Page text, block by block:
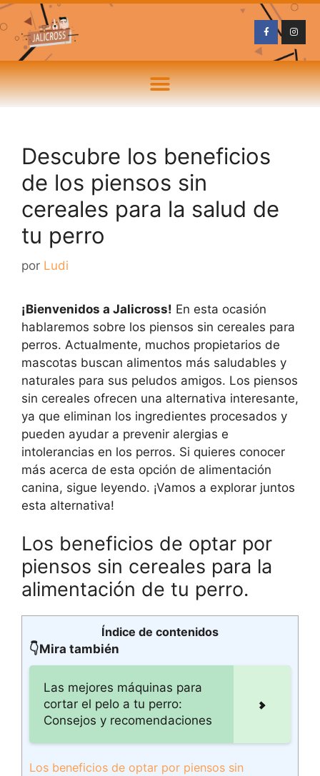
Descubre los beneficios
de los piensos sin
cereales para la salud de
tu perro
por Ludi
¡Bienvenidos a Jalicross! En esta ocasión
hablaremos sobre los piensos sin cereales para
perros. Actualmente, muchos propietarios de
mascotas buscan alimentos más saludables y
naturales para sus peludos amigos. Los piensos
sin cereales ofrecen una alternativa interesante,
ya que eliminan los ingredientes procesados y
pueden ayudar a prevenir alergias e
intolerancias en los perros. Si quieres conocer
más acerca de esta opción de alimentación
canina, sigue leyendo. ¡Vamos a explorar juntos
esta alternativa!
Los beneficios de optar por
piensos sin cereales para la
alimentación de tu perro.
Índice de contenidos
👇Mira también
Las mejores máquinas para
cortar el pelo a tu perro:
Consejos y recomendaciones
Los beneficios de optar por piensos sin